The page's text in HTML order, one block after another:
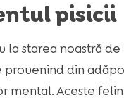
pisicii
starea noastră
din
Aceste